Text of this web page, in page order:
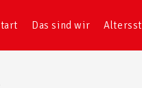
Das sind wir